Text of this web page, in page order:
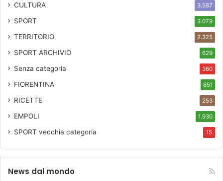
CULTURA 3.587
SPORT 3.079
TERRITORIO 2.325
SPORT ARCHIVIO 629
Senza categoria 360
FIORENTINA 651
RICETTE 253
EMPOLI 1.930
SPORT vecchia categoria 15
News dal mondo